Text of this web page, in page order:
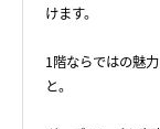
けます。
1階ならではの魅
と。